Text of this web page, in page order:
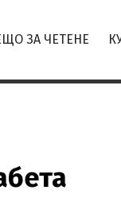
ЗА ЧЕТЕНЕ